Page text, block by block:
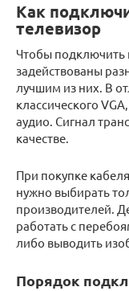
Как
телевизор
Чтобы подключить
задействованы
лучшим из них. В
классического
аудио. Сигнал
качестве.
При покупке
нужно выбирать
производителей.
работать с
либо выводить
Порядок